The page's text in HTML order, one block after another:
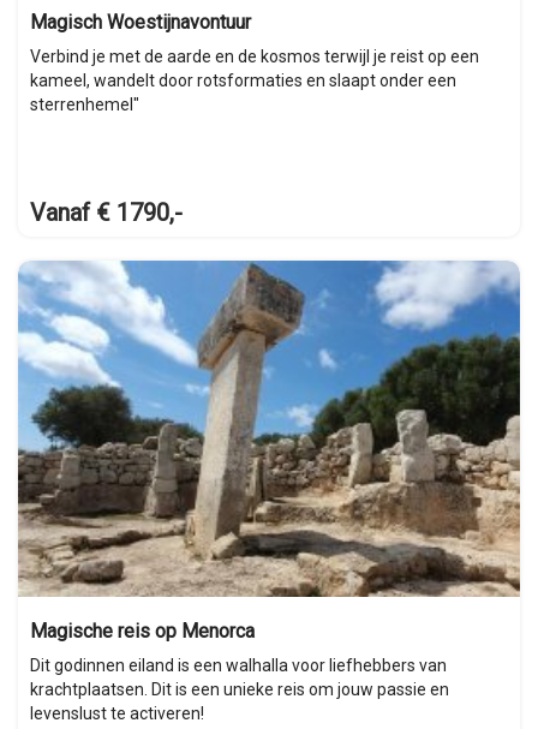
Magisch Woestijnavontuur
Verbind je met de aarde en de kosmos terwijl je reist op een
kameel, wandelt door rotsformaties en slaapt onder een
sterrenhemel"
Vanaf € 1790,-
Magische reis op Menorca
Dit godinnen eiland is een walhalla voor liefhebbers van
krachtplaatsen. Dit is een unieke reis om jouw passie en
levenslust te activeren!